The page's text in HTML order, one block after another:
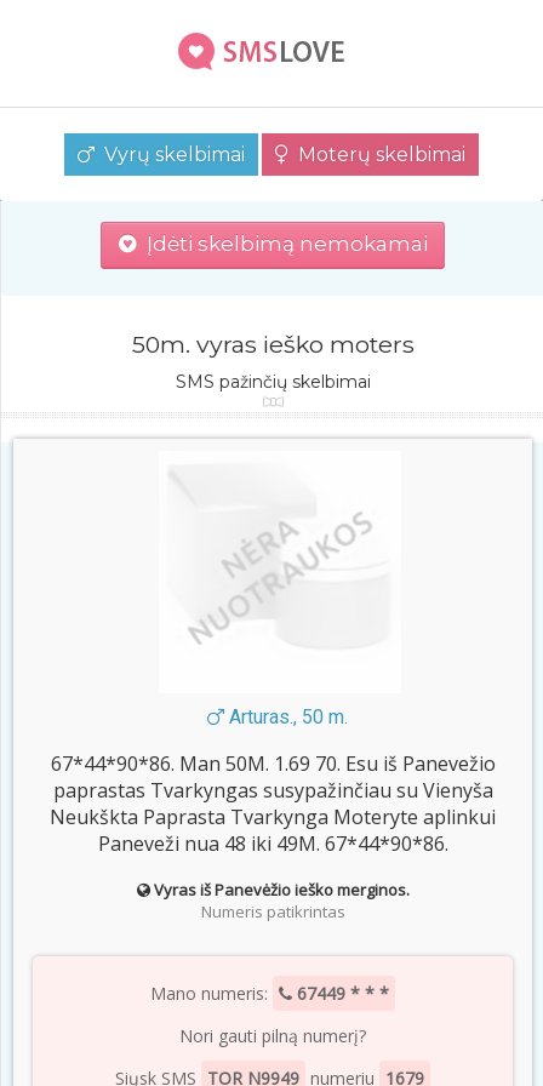
Vyrų skelbimai Moterų skelbimai
Įdėti skelbimą nemokamai
50m. vyras ieško moters
SMS pažinčių skelbimai
Arturas., 50 m.
67*44*90*86. Man 50M. 1.69 70. Esu iš Panevežio
paprastas Tvarkyngas susypažinčiau su Vienyša
Neukškta Paprasta Tvarkynga Moteryte aplinkui
Paneveži nua 48 iki 49M. 67*44*90*86.
Vyras iš Panevėžio ieško merginos.
Numeris patikrintas
Mano numeris:
67449 * * *
Nori gauti pilną numerį?
Siųsk SMS TOR N9949 numeriu 1679